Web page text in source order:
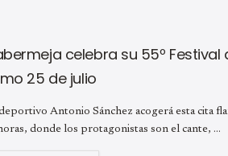
celebra su 55º Festival
25 de julio
Antonio Sánchez acogerá esta cita
donde los protagonistas son el cante, ...